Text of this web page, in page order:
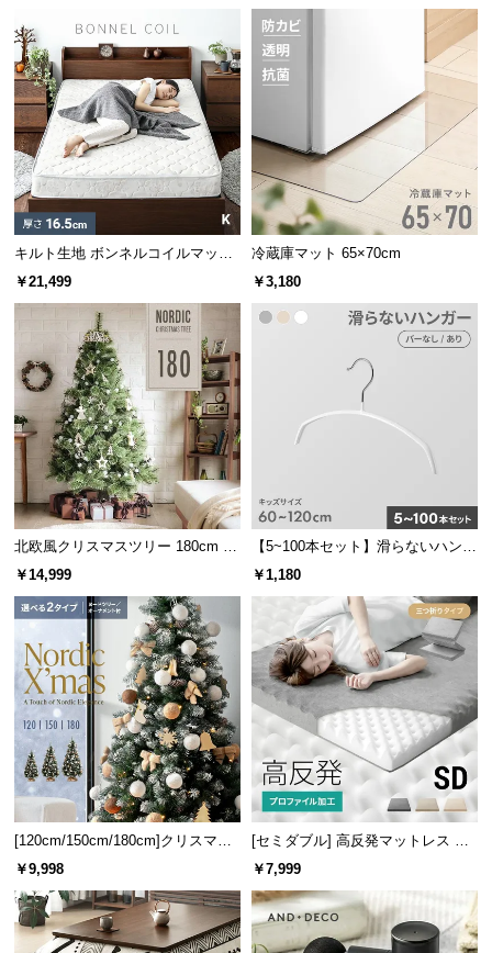
て
開
梱
設
置
サ
ー
い
て
搬
入
経
路
に
つ
い
て
返
品・
キ
ャ
ン
セ
ル
つ
い
て
キルト生地 ボンネルコイルマット
レス K
￥21,499
冷蔵庫マット 65×70cm
￥3,180
北欧風クリスマスツリー 180cm オ
ーナメントセット
￥14,999
【5~100本セット】滑らないハンガ
ー キッズサイズ
￥1,180
[120cm/150cm/180cm]クリスマス
ツリー オーナメント付
￥9,998
[セミダブル] 高反発マットレス 体
圧分散プロファイル加工 厚さ10cm
三つ折り
￥7,999